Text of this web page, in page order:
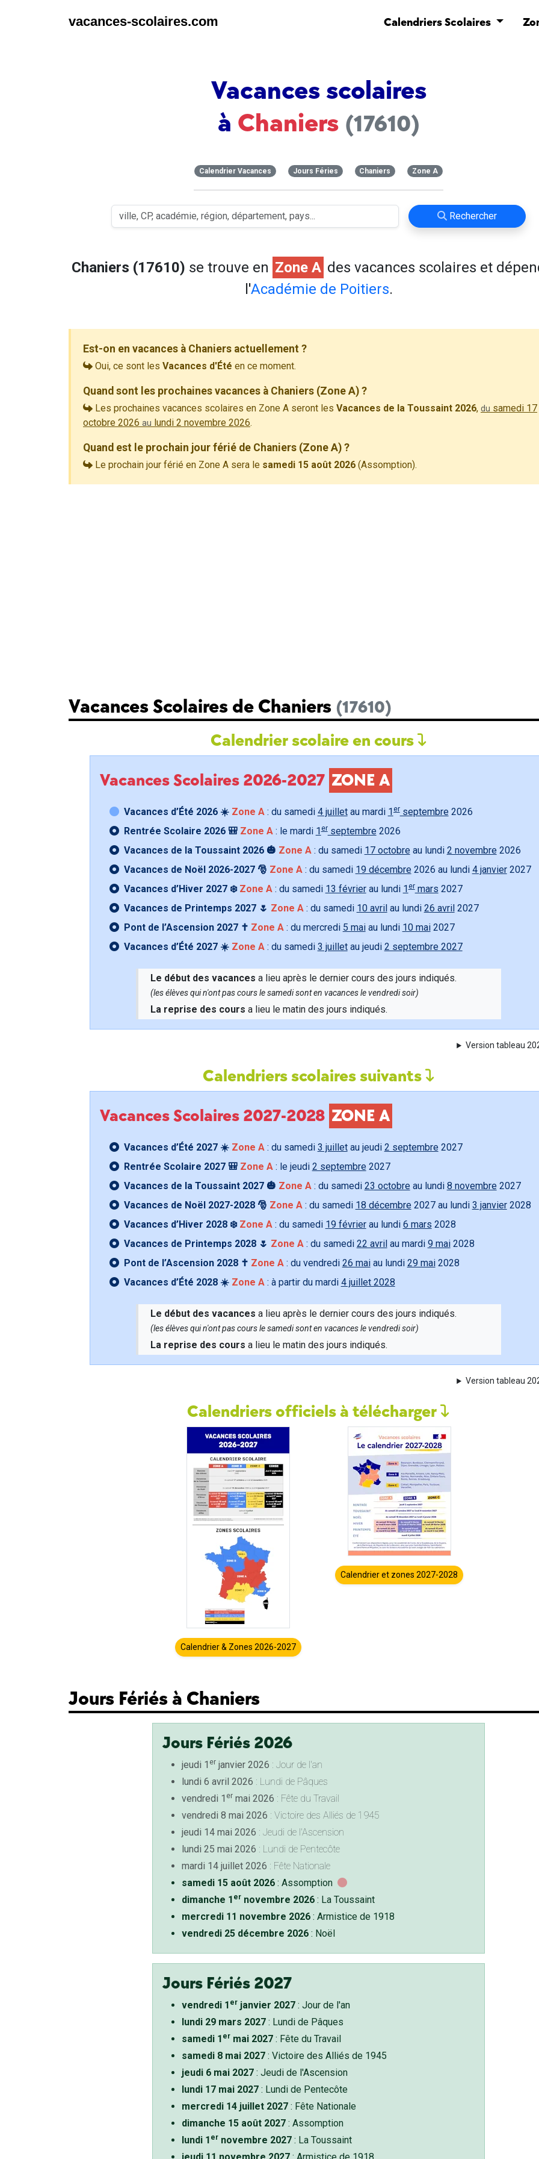
vacances-scolaires.com Calendriers Scolaires
Vacances scolaires
à Chaniers (17610)
Calendrier Vacances Jours Féries Chaniers Zone A
Rechercher
Chaniers (17610) se trouve en Zone A des vacances scolaires et
l'Académie de Poitiers.
Est-on en vacances à Chaniers actuellement ?
Oui, ce sont les Vacances d'Été en ce moment.
Quand sont les prochaines vacances à Chaniers (Zone A) ?
Les prochaines vacances scolaires en Zone A seront les Vacances de la Toussaint 2026, du samedi 17
octobre 2026 au lundi 2 novembre 2026.
Quand est le prochain jour férié de Chaniers (Zone A) ?
Le prochain jour férié en Zone A sera le samedi 15 août 2026 (Assomption).
Vacances Scolaires de Chaniers (17610)
Calendrier scolaire en cours
Vacances Scolaires 2026-2027 ZONE A
Vacances d’Été 2026 ☀️ Zone A: du samedi 4 juilletau mardi 1 erseptembre 2026
Rentrée Scolaire 2026 🎒 Zone A: le mardi 1erseptembre 2026
Vacances de la Toussaint 2026 🎃 Zone A: du samedi 17 octobre au lundi 2 novembre 2026
Vacances de Noël 2026-2027 🎅 Zone A: du samedi 19 décembre 2026 au lundi 4 janvier2027
Vacances d’Hiver 2027 ❄️ Zone A: du samedi 13 févrierau lundi 1ermars 2027
Vacances de Printemps 2027 🌷 Zone A: du samedi 10 avril au lundi 26 avril 2027
Pont de l’Ascension 2027 ✝️ Zone A: du mercredi 5 maiau lundi 10 mai2027
Vacances d’Été 2027 ☀️ Zone A: du samedi 3 juilletau jeudi 2 septembre 2027
Le début des vacances a lieu après le dernier cours des jours indiqués.
(les élèves qui n'ont pas cours le samedi sont en vacances le vendredi soir)
La reprise des cours a lieu le matin des jours indiqués.
Version tableau
Calendriers scolaires suivants
Vacances Scolaires 2027-2028 ZONE A
Vacances d’Été 2027 ☀️ Zone A: du samedi 3 juilletau jeudi 2 septembre 2027
Rentrée Scolaire 2027 🎒 Zone A: le jeudi 2 septembre 2027
Vacances de la Toussaint 2027 🎃 Zone A: du samedi 23 octobre au lundi 8 novembre 2027
Vacances de Noël 2027-2028 🎅 Zone A: du samedi 18 décembre 2027 au lundi 3 janvier2028
Vacances d’Hiver 2028 ❄️ Zone A: du samedi 19 févrierau lundi 6 mars 2028
Vacances de Printemps 2028 🌷 Zone A: du samedi 22 avril au mardi 9 mai2028
Pont de l’Ascension 2028 ✝️ Zone A: du vendredi 26 maiau lundi 29 mai2028
Vacances d’Été 2028 ☀️ Zone A: à partir du mardi 4 juillet 2028
Le début des vacances a lieu après le dernier cours des jours indiqués.
(les élèves qui n'ont pas cours le samedi sont en vacances le vendredi soir)
La reprise des cours a lieu le matin des jours indiqués.
Version tableau
Calendriers officiels à télécharger
Calendrier & Zones 2026-2027
Calendrier et zones 2027-2028
Jours Fériés à Chaniers
Jours Fériés 2026
jeudi 1 erjanvier 2026 : Jour de l'an
lundi 6 avril 2026 : Lundi de Pâques
vendredi 1 ermai 2026 : Fête du Travail
vendredi 8 mai 2026 : Victoire des Alliés de 1945
jeudi 14 mai 2026 : Jeudi de l'Ascension
lundi 25 mai 2026 : Lundi de Pentecôte
mardi 14 juillet 2026 : Fête Nationale
samedi 15 août 2026: Assomption
dimanche 1 ernovembre 2026: La Toussaint
mercredi 11 novembre 2026: Armistice de 1918
vendredi 25 décembre 2026: Noël
Jours Fériés 2027
vendredi 1 erjanvier 2027: Jour de l'an
lundi 29 mars 2027: Lundi de Pâques
samedi 1 ermai 2027: Fête du Travail
samedi 8 mai 2027: Victoire des Alliés de 1945
jeudi 6 mai 2027: Jeudi de l'Ascension
lundi 17 mai 2027: Lundi de Pentecôte
mercredi 14 juillet 2027: Fête Nationale
dimanche 15 août 2027: Assomption
lundi 1 ernovembre 2027: La Toussaint
jeudi 11 novembre 2027: Armistice de 1918